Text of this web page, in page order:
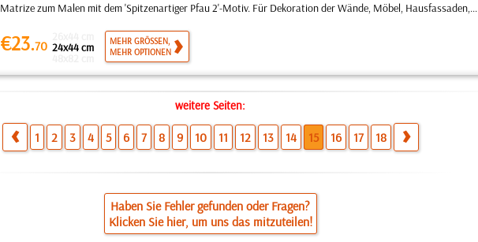
Matrize zum Malen mit dem 'Spitzenartiger Pfau 2'-Motiv. Für Dekoration der Wände, Möbel, Hausfassaden,...
€23.70 24x44 cm
MEHR GRÖSSEN,
MEHR OPTIONEN
weitere Seiten:
1 2 3 4 5 6 7 8 9 10 11 12 13 14 15 16 17 18
Haben Sie Fehler gefunden oder Fragen?
Klicken Sie hier, um uns das mitzuteilen!